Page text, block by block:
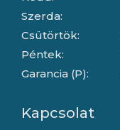
Szerda:
Csütörtök:
Péntek:
Garancia (P):
Kapcsolat